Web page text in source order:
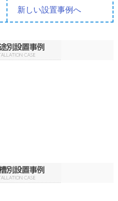
新しい設置事例へ